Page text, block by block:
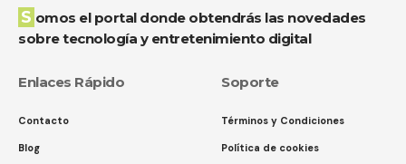
Somos el portal donde obtendrás las novedades
sobre tecnología y entretenimiento digital
Enlaces Rápido
Contacto
Blog
Soporte
Términos y Condiciones
Política de cookies